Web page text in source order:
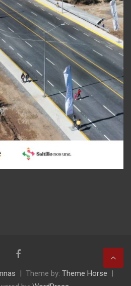
Theme by: Theme Horse